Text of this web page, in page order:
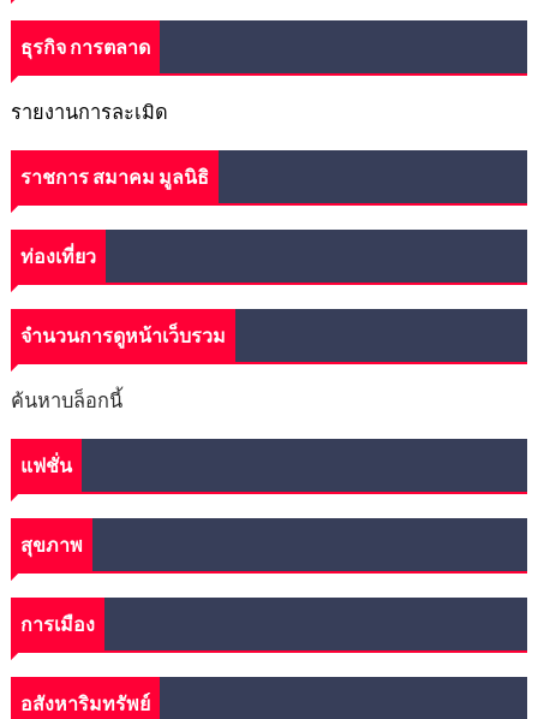
ธุรกิจ การตลาด
รายงานการละเมิด
ราชการ สมาคม มูลนิธิ
ท่องเที่ยว
จำนวนการดูหน้าเว็บรวม
ค้นหาบล็อกนี้
แฟชั่น
สุขภาพ
การเมือง
อสังหาริมทรัพย์